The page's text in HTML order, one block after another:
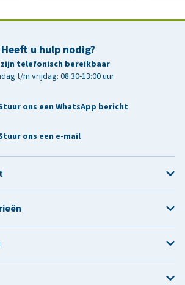
Heeft u hulp nodig?
zijn telefonisch bereikbaar
t/m vrijdag: 08:30-13:00 uur
ons een WhatsApp bericht
ons een e-mail